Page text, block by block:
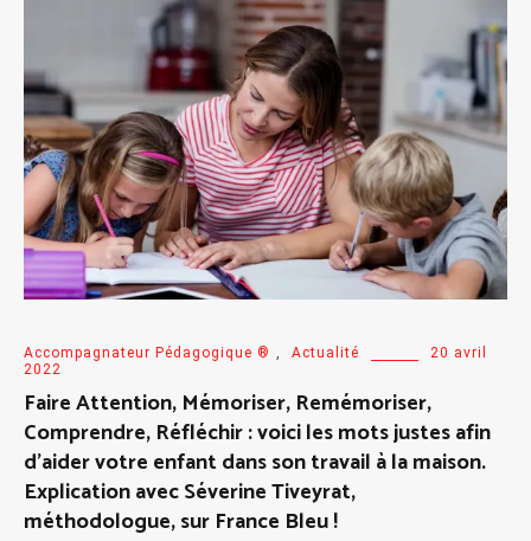
Accompagnateur Pédagogique ® Actualité
20 avril
2022
Faire Attention, Mémoriser, Remémoriser,
Comprendre, Réfléchir : voici les mots justes afin
d’aider votre enfant dans son travail à la maison.
Explication avec Séverine Tiveyrat,
méthodologue, sur France Bleu !